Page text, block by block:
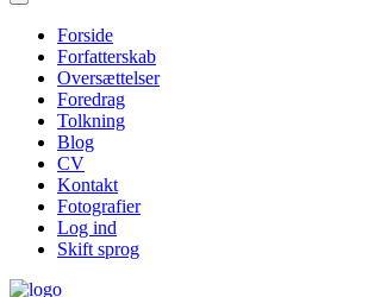
Forside
Forfatterskab
Oversættelser
Foredrag
Tolkning
Blog
CV
Kontakt
Fotografier
Log ind
Skift sprog